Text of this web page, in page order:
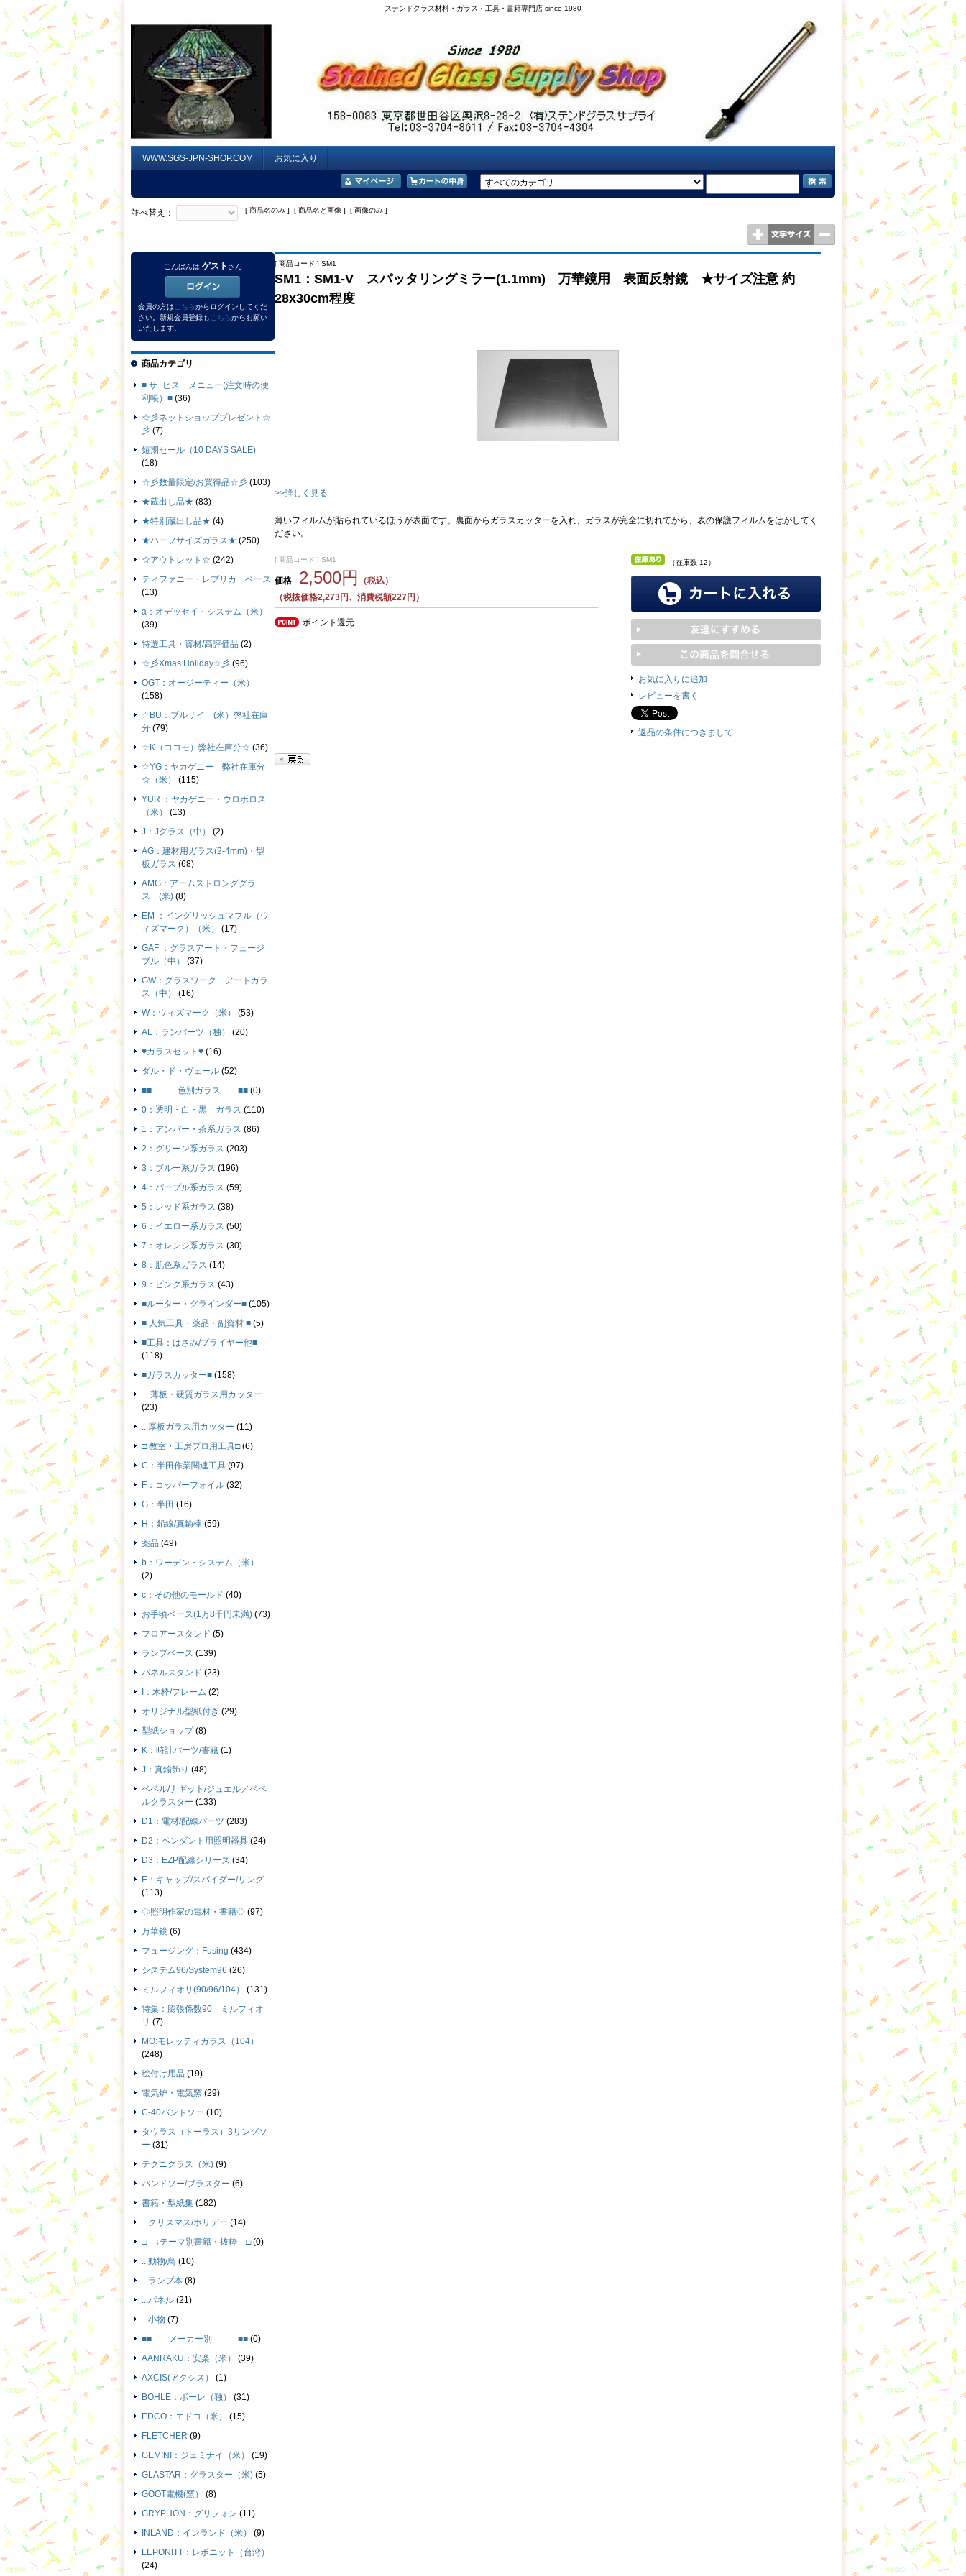
ステンドグラス材料・ガラス・工具・書籍専門店 since 1980
WWW.SGS-JPN-SHOP.COM お気に入り
並べ替え： [ 商品名のみ ] [ 商品名と画像 ] [ 画像のみ ]
[ 商品コード ] SM1
SM1：SM1-V スパッタリングミラー(1.1mm) 万華鏡用 表面反射鏡 ★サイズ注意 約
28x30cm程度
>>詳しく見る
薄いフィルムが貼られているほうが表面です。裏面からガラスカッターを入れ、ガラスが完全に切れてから、表の保護フィルムをはがしてく
ださい。
[ 商品コード ] SM1
価格 2,500円
（税込）
（税抜価格2,273円、消費税額227円）
ポイント還元
（在庫数 12）
お気に入りに追加
レビューを書く
返品の条件につきまして
こんばんは ゲスト さん
会員の方はこちらからログインしてくだ
さい。新規会員登録もこちらからお願い
いたします。
商品カテゴリ
■ サ−ビス メニュー(注文時の便
利帳）■ (36)
☆彡ネットショッププレゼント☆
彡 (7)
短期セール（10 DAYS SALE)
(18)
☆彡数量限定/お買得品☆彡 (103)
★蔵出し品★ (83)
★特別蔵出し品★ (4)
★ハーフサイズガラス★ (250)
☆アウトレット☆ (242)
ティファニー・レプリカ ベース
(13)
a：オデッセイ・システム（米）
(39)
特選工具・資材/高評価品 (2)
☆彡Xmas Holiday☆彡 (96)
OGT：オージーティー（米）
(158)
☆BU：ブルザイ (米）弊社在庫
分 (79)
☆K（ココモ）弊社在庫分☆ (36)
☆YG：ヤカゲニー 弊社在庫分
☆（米）
(115)
YUR ：ヤカゲニー・ウロボロス
（米）
(13)
J：Jグラス（中）
(2)
AG：建材用ガラス(2-4mm)・型
板ガラス (68)
AMG：アームストロンググラ
ス (米) (8)
EM ：イングリッシュマフル（ウ
ィズマーク）（米）
(17)
GAF ：グラスアート・フュージ
ブル（中）
(37)
GW：グラスワーク アートガラ
ス（中）
(16)
W：ウィズマーク（米）
(53)
AL：ランバーツ（独）
(20)
♥ガラスセット♥ (16)
ダル・ド・ヴェール (52)
■■ 色別ガラス ■■ (0)
0：透明・白・黒 ガラス (110)
1：アンバー・茶系ガラス (86)
2：グリーン系ガラス (203)
3：ブルー系ガラス (196)
4：パープル系ガラス (59)
5：レッド系ガラス (38)
6：イエロー系ガラス (50)
7：オレンジ系ガラス (30)
8：肌色系ガラス (14)
9：ピンク系ガラス (43)
■ルーター・グラインダー■ (105)
■ 人気工具・薬品・副資材 ■ (5)
■工具：はさみ/プライヤー他■
(118)
■ガラスカッター■ (158)
....薄板・硬質ガラス用カッター
(23)
...厚板ガラス用カッター (11)
□ 教室・工房プロ用工具□ (6)
C：半田作業関連工具 (97)
F：コッパーフォイル (32)
G：半田 (16)
H：鉛線/真鍮棒 (59)
薬品 (49)
b：ワーデン・システム（米）
(2)
c：その他のモールド (40)
お手頃ベース(1万8千円未満) (73)
フロアースタンド (5)
ランプベース (139)
パネルスタンド (23)
I：木枠/フレーム (2)
オリジナル型紙付き (29)
型紙ショップ (8)
K：時計パーツ/書籍 (1)
J：真鍮飾り (48)
ベベル/ナギット/ジュエル／ベベ
ルクラスター (133)
D1：電材/配線パーツ (283)
D2：ペンダント用照明器具 (24)
D3：EZP配線シリーズ (34)
E：キャップ/スパイダー/リング
(113)
◇照明作家の電材・書籍◇ (97)
万華鏡 (6)
フュージング：Fusing (434)
システム96/System96 (26)
ミルフィオリ(90/96/104）
(131)
特集：膨張係数90 ミルフィオ
リ (7)
MO:モレッティガラス（104）
(248)
絵付け用品 (19)
電気炉・電気窯 (29)
C-40バンドソー (10)
タウラス（トーラス）3リングソ
ー (31)
テクニグラス（米) (9)
バンドソー/ブラスター (6)
書籍・型紙集 (182)
...クリスマス/ホリデー (14)
□ ↓テーマ別書籍・抜粋 □ (0)
...動物/鳥 (10)
...ランプ本 (8)
...パネル (21)
...小物 (7)
■■ メーカー別 ■■ (0)
AANRAKU：安楽（米）
(39)
AXCIS(アクシス）
(1)
BOHLE：ボーレ（独）
(31)
EDCO：エドコ（米）
(15)
FLETCHER (9)
GEMINI：ジェミナイ（米）
(19)
GLASTAR：グラスター（米) (5)
GOOT電機(窯）
(8)
GRYPHON：グリフォン (11)
INLAND：インランド（米）
(9)
LEPONITT：レポニット（台湾）
(24)